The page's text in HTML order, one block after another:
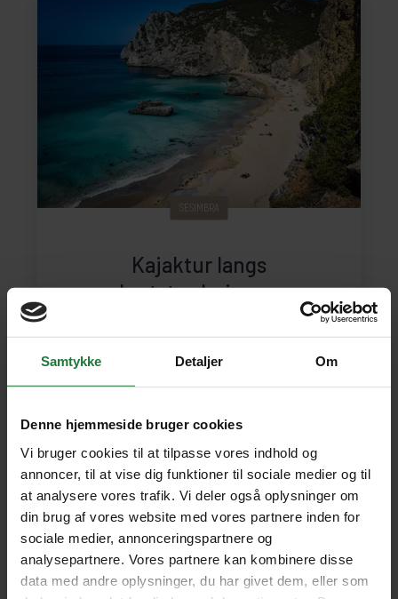
Samtykke Detaljer Om
Denne hjemmeside bruger cookies
Vi bruger cookies til at tilpasse vores indhold og
annoncer, til at vise dig funktioner til sociale medier og til
at analysere vores trafik. Vi deler også oplysninger om
din brug af vores website med vores partnere inden for
sociale medier, annonceringspartnere og
analysepartnere. Vores partnere kan kombinere disse
data med andre oplysninger, du har givet dem, eller som
SESIMBRA
Kajaktur langs
kyststrækningen
Varighed: 3,5 time
Inkluderet: Engelsktalende guide
Varighed:
3,5 timer Inkl. udstyr
pr. person SE UDFLUGT